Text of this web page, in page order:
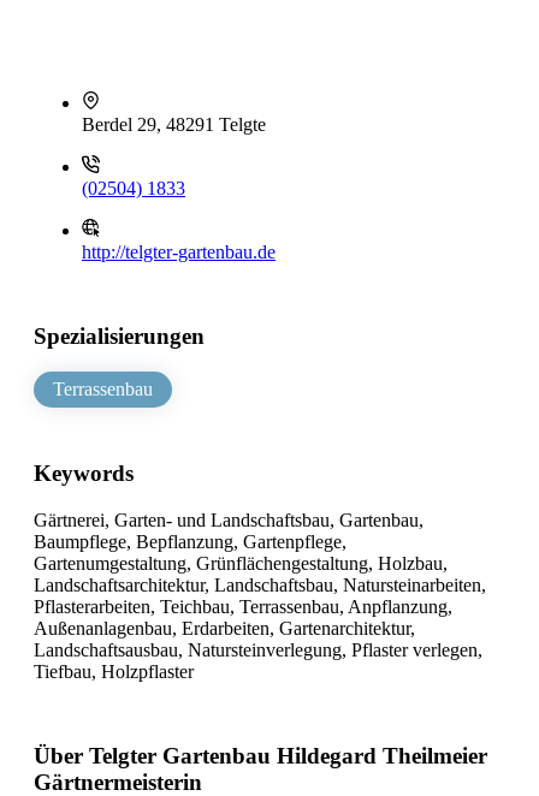
Berdel 29, 48291 Telgte
(02504) 1833
http://telgter-gartenbau.de
Spezialisierungen
Terrassenbau
Keywords
Gärtnerei, Garten- und Landschaftsbau, Gartenbau,
Baumpflege, Bepflanzung, Gartenpflege,
Gartenumgestaltung, Grünflächengestaltung, Holzbau,
Landschaftsarchitektur, Landschaftsbau, Natursteinarbeiten,
Pflasterarbeiten, Teichbau, Terrassenbau, Anpflanzung,
Außenanlagenbau, Erdarbeiten, Gartenarchitektur,
Landschaftsausbau, Natursteinverlegung, Pflaster verlegen,
Tiefbau, Holzpflaster
Über Telgter Gartenbau Hildegard Theilmeier
Gärtnermeisterin